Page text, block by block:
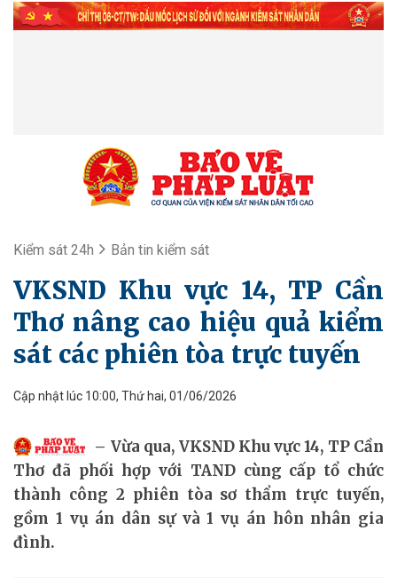
Kiểm sát 24h Bản tin kiểm sát
VKSND Khu vực 14, TP Cần
Thơ nâng cao hiệu quả kiểm
sát các phiên tòa trực tuyến
Cập nhật lúc 10:00, Thứ hai, 01/06/2026
Vừa qua, VKSND Khu vực 14, TP Cần
Thơ đã phối hợp với TAND cùng cấp tổ chức
thành công 2 phiên tòa sơ thẩm trực tuyến,
gồm 1 vụ án dân sự và 1 vụ án hôn nhân gia
đình.